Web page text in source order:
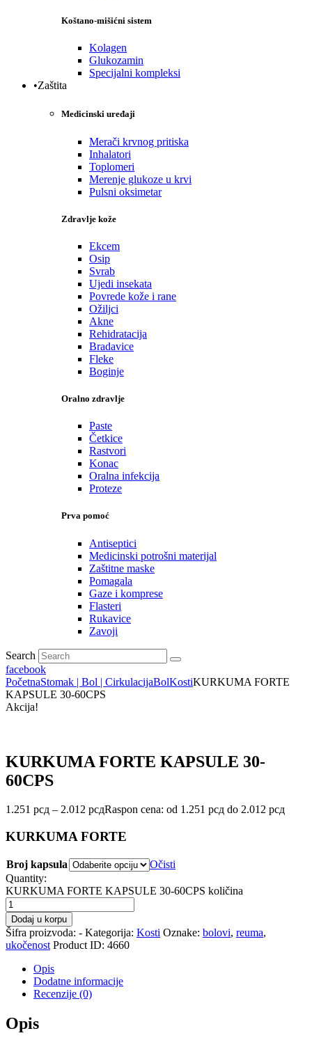
Koštano-mišićni sistem
Kolagen
Glukozamin
Specijalni kompleksi
•Zaštita
Medicinski uređaji
Merači krvnog pritiska
Inhalatori
Toplomeri
Merenje glukoze u krvi
Pulsni oksimetar
Zdravlje kože
Ekcem
Osip
Svrab
Ujedi insekata
Povrede kože i rane
Ožiljci
Akne
Rehidratacija
Bradavice
Fleke
Boginje
Oralno zdravlje
Paste
Četkice
Rastvori
Konac
Oralna infekcija
Proteze
Prva pomoć
Antiseptici
Medicinski potrošni materijal
Zaštitne maske
Pomagala
Gaze i komprese
Flasteri
Rukavice
Zavoji
Search
facebook
PočetnaStomak | Bol | CirkulacijaBolKostiKURKUMA FORTE
KAPSULE 30-60CPS
Akcija!
KURKUMA FORTE KAPSULE 30-
60CPS
1.251 рсд – 2.012 рсдRaspon cena: od 1.251 рсд do 2.012 рсд
KURKUMA FORTE
Broj kapsula
Očisti
Quantity:
KURKUMA FORTE KAPSULE 30-60CPS količina
Dodaj u korpu
Šifra proizvoda: - Kategorija: Kosti Oznake: bolovi, reuma,
ukočenost Product ID: 4660
Opis
Dodatne informacije
Recenzije (0)
Opis